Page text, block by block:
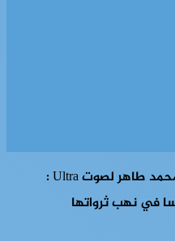
حوار إسماعيل محمد طاهر لصوت Ultra :
في نهب ثرواتها